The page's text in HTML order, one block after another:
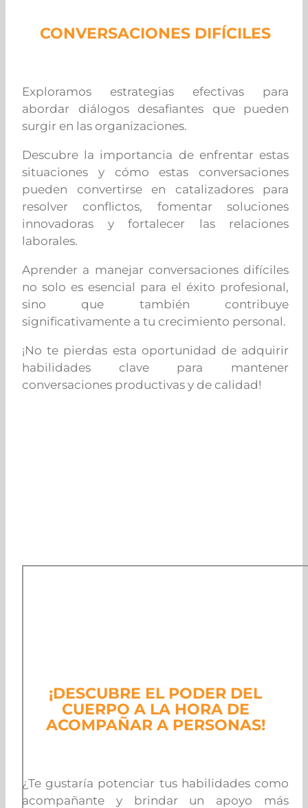
CONVERSACIONES DIFÍCILES
Exploramos estrategias efectivas para
abordar diálogos desafiantes que pueden
surgir en las organizaciones.
Descubre la importancia de enfrentar estas
situaciones y cómo estas conversaciones
pueden convertirse en catalizadores para
resolver conflictos, fomentar soluciones
innovadoras y fortalecer las relaciones
laborales.
Aprender a manejar conversaciones difíciles
no solo es esencial para el éxito profesional,
sino que también contribuye
significativamente a tu crecimiento personal.
¡No te pierdas esta oportunidad de adquirir
habilidades clave para mantener
conversaciones productivas y de calidad!
¡DESCUBRE EL PODER DEL
CUERPO A LA HORA DE
ACOMPAÑAR A PERSONAS!
¿Te gustaría potenciar tus habilidades como
acompañante y brindar un apoyo más